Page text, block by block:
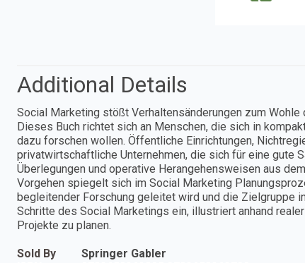
Additional Details
Social Marketing stößt Verhaltensänderungen zum
Dieses Buch richtet sich an Menschen, die sich in
dazu forschen wollen. Öffentliche Einrichtungen,
privatwirtschaftliche Unternehmen, die sich für eine gute
Überlegungen und operative Herangehensweisen aus
Vorgehen spiegelt sich im Social Marketing
begleitender Forschung geleitet wird und die Zielgruppe
Schritte des Social Marketings ein, illustriert anhand
Projekte zu planen.
Sold By
Springer Gabler